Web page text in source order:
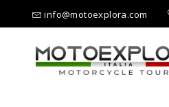
info@motoexplora.com